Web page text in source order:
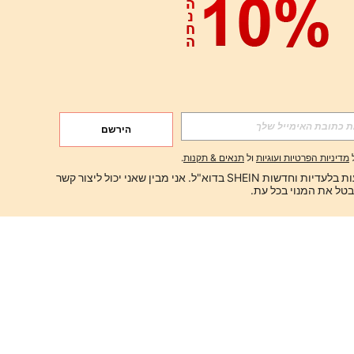
הירשם
מדיניות הפרטיות ועוגיות ול תנאים & תקנות.
ברצוני לקבל הצעות בלעדיות וחדשות SHEIN בדוא"ל. אני מבין שאני יכול ליצור קשר